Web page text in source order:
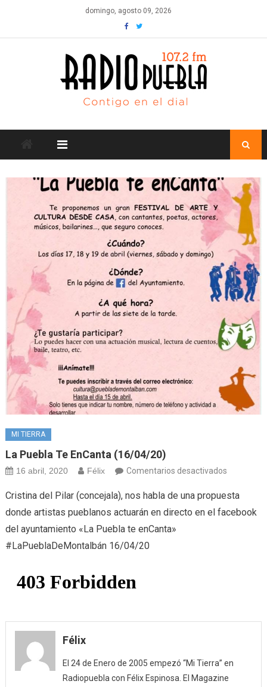
content
domingo, agosto 09, 2026
MI TIERRA
La Puebla Te EnCanta (16/04/20)
16 abril, 2020 Félix Comentarios desactivadosen
Puebla
te
Cristina del Pilar (concejala), nos habla de una propuesta
donde artistas pueblanos actuarán en directo en el facebook
del ayuntamiento «La Puebla te enCanta»
#LaPueblaDeMontalbán 16/04/20
Félix
El 24 de Enero de 2005 empezó “Mi Tierra” en
Radiopuebla con Félix Espinosa. El Magazine